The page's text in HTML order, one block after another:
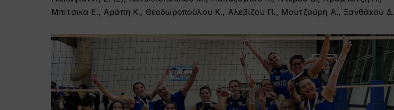
Μπίτσικα Ε., Αράπη Κ., Θεοδωροπούλου Κ., Αλεβίζου Π., Μουτζούρη Α., Ξανθάκου Δ.